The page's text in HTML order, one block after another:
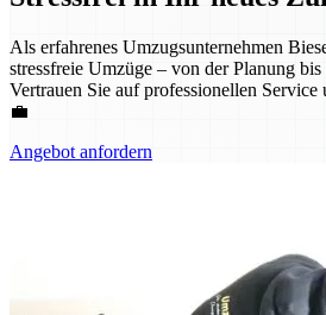
Als erfahrenes Umzugsunternehmen
stressfreie Umzüge – von der Planung
Vertrauen Sie auf professionellen Service
💼
Angebot anfordern